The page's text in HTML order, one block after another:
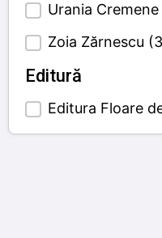
Urania Cremene
Zoia Zărnescu
Editură
Book's publisher
Editura Floare